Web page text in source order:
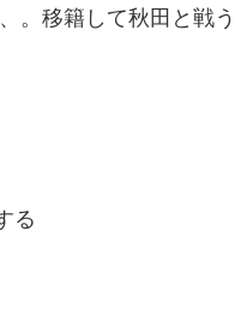
。移籍して秋田と戦
る